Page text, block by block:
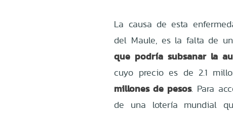
La causa de esta
del Maule, es la falta de
que podría subsanar la
cuyo precio es de 2.1
millones de pesos. Para
de una lotería mundial